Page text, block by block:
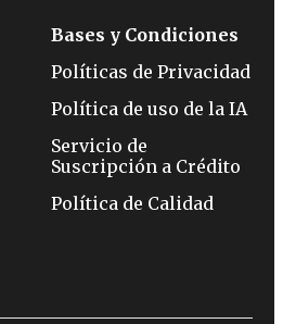
Bases y Condiciones
Políticas de Privacidad
Política de uso de la IA
Servicio de
Suscripción a Crédito
Política de Calidad